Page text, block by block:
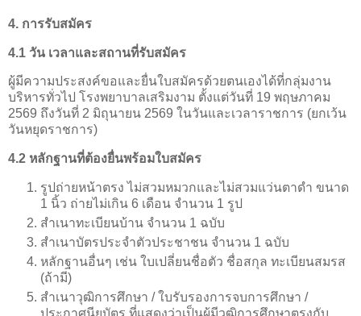
4. การรับสมัคร
4.1 วัน เวลาและสถานที่รับสมัคร
ผู้มีความประสงค์ขอและยื่นใบสมัครด้วยตนเองได้ที่กลุ่มงาน
บริหารทั่วไป โรงพยาบาลเสริมงาม ตั้งแต่วันที่ 19 พฤษภาคม
2569 ถึงวันที่ 2 มิถุนายน 2569 ในวันและเวลาราชการ (ยกเว้น
วันหยุดราชการ)
4.2 หลักฐานที่ต้องยื่นพร้อมใบสมัคร
รูปถ่ายหน้าตรง ไม่สวมหมวกและไม่สวมแว่นตาดำ ขนาด
1 นิ้ว ถ่ายไม่เกิน 6 เดือน จำนวน 1 รูป
สำเนาทะเบียนบ้าน จำนวน 1 ฉบับ
สำเนาบัตรประจำตัวประชาชน จำนวน 1 ฉบับ
หลักฐานอื่นๆ เช่น ใบเปลี่ยนชื่อตัว ชื่อสกุล ทะเบียนสมรส
(ถ้ามี)
สำเนาวุฒิการศึกษา / ใบรับรองการจบการศึกษา /
ประกาศนียบัตร ที่แสดงว่าเป็นผู้มีวุฒิการศึกษาตรงกับ